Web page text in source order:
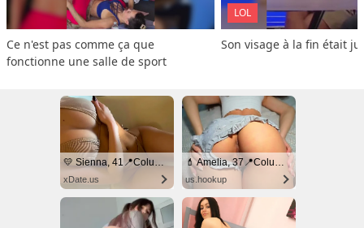
Ce n'est pas comme ça que
fonctionne une salle de sport
LOL
Son visage à la fin était